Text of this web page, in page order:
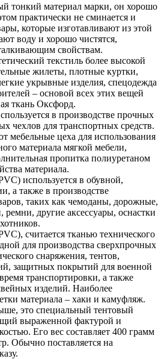
тонкий материал марки, он хорошо
практически не сминается и
которые изготавливают из этой
воду и хорошо чистятся,
свойствам.
текстиль более высокой
жилеты, плотные куртки,
укрывные изделия, спецодежда
– основой всех этих вещей
ткань Оксфорд.
в производстве прочных
чехлов для транспортных средств.
мебельные цеха для использования
материала мягкой мебели,
пропитка полиуретаном
материала.
используется в обувной,
а также в производстве
таких как чемоданы, дорожные,
другие аксессуары, оснастки
считается тканью технического
для производства сверхпрочных
снаряжения, тентов,
защитных покрытий для военной
транспортировки, а также
изделий. Наиболее
материала – хаки и камуфляж.
это специальный тентовый
выраженной фактурой и
Его вес составляет 400 грамм
Обычно поставляется на